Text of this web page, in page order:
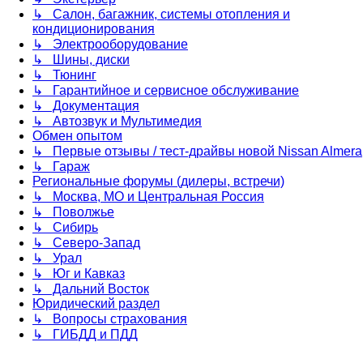
↳ Салон, багажник, системы отопления и
кондиционирования
↳ Электрооборудование
↳ Шины, диски
↳ Тюнинг
↳ Гарантийное и сервисное обслуживание
↳ Документация
↳ Автозвук и Мультимедия
Обмен опытом
↳ Первые отзывы / тест-драйвы новой Nissan Almera
↳ Гараж
Региональные форумы (дилеры, встречи)
↳ Москва, МО и Центральная Россия
↳ Поволжье
↳ Сибирь
↳ Северо-Запад
↳ Урал
↳ Юг и Кавказ
↳ Дальний Восток
Юридический раздел
↳ Вопросы страхования
↳ ГИБДД и ПДД